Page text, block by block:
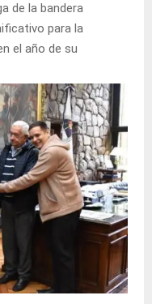
de la bandera
para la
el año de su